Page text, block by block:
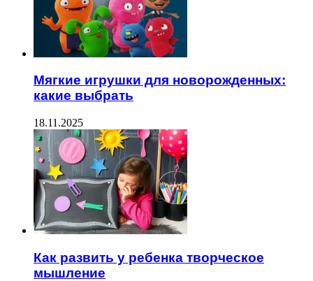
Мягкие игрушки для новорожденных:
какие выбрать
18.11.2025
Как развить у ребенка творческое
мышление